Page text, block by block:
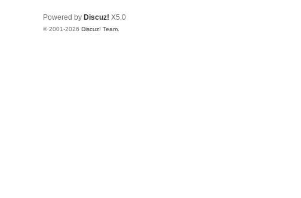
Powered by Discuz! X5.0
© 2001-2026 Discuz! Team